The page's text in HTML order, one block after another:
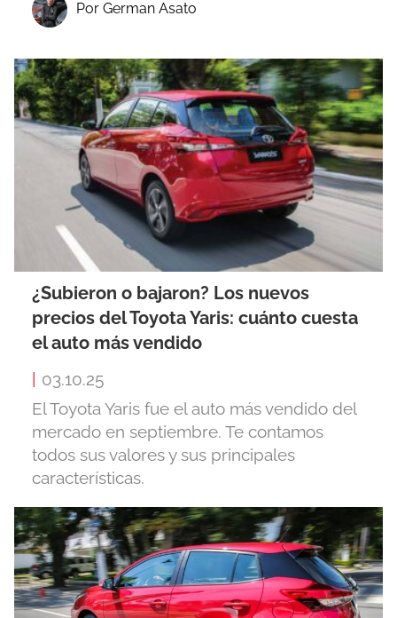
Por German Asato
¿Subieron o bajaron? Los nuevos
precios del Toyota Yaris: cuánto cuesta
el auto más vendido
03.10.25
El Toyota Yaris fue el auto más vendido del
mercado en septiembre. Te contamos
todos sus valores y sus principales
características.